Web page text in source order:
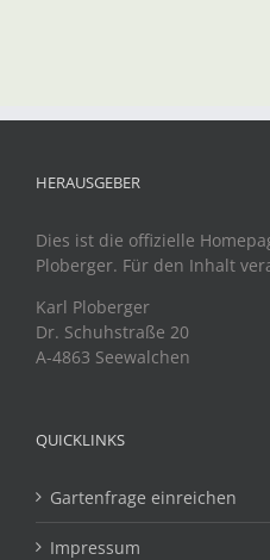
HERAUSGEBER
Dies ist die offizielle
Ploberger. Für den Inhalt
Karl Ploberger
Dr. Schuhstraße 20
A-4863 Seewalchen
QUICKLINKS
Gartenfrage einreichen
Impressum